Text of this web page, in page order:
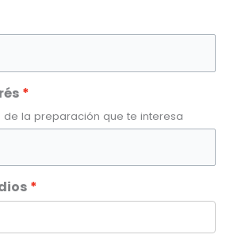
de la preparación que te interesa